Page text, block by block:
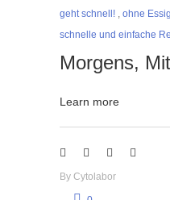
geht schnell! , ohne Essig
schnelle und einfache
Morgens,
Learn more
By Cytolabor